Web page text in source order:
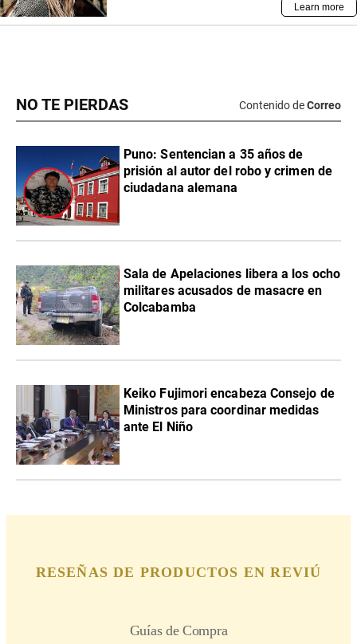
NO TE PIERDAS Contenido deCorreo
Puno: Sentencian a 35 años de
prisión al autor del robo y crimen de
ciudadana alemana
Sala de Apelaciones libera a los ocho
militares acusados de masacre en
Colcabamba
Keiko Fujimori encabeza Consejo de
Ministros para coordinar medidas
ante El Niño